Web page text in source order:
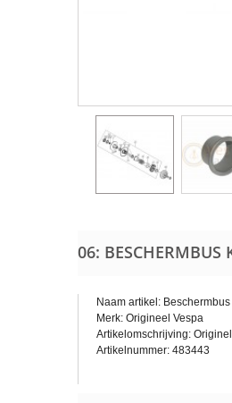
06: BESCHERMBUS
Naam artikel:
Merk: Origineel Vespa
Artikelomschrijving:
Artikelnummer: 483443